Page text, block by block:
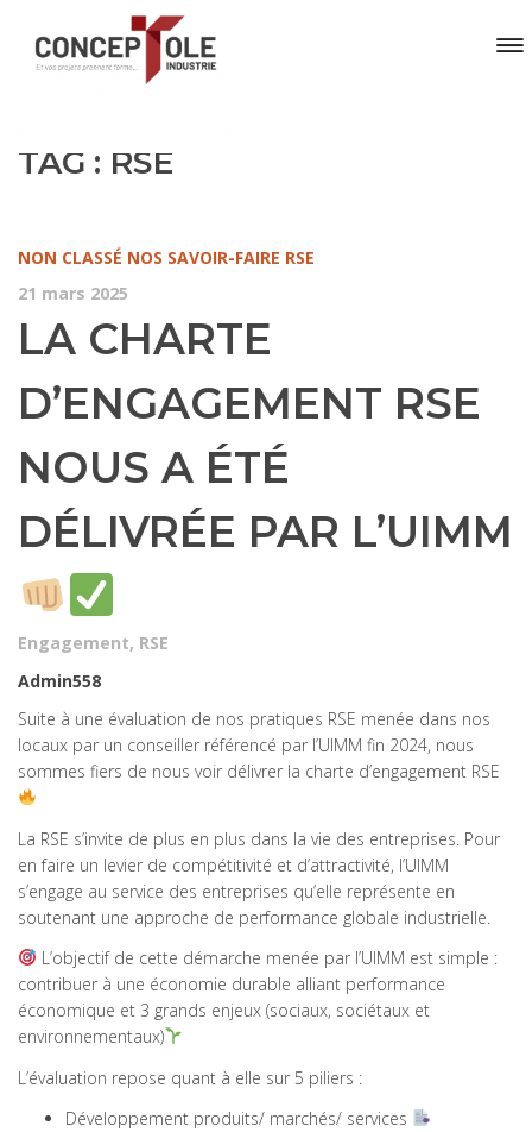
TAG : RSE
NON CLASSÉ NOS SAVOIR-FAIRE RSE
21 mars 2025
LA CHARTE
D’ENGAGEMENT RSE
NOUS A ÉTÉ
DÉLIVRÉE PAR L’UIMM
Engagement, RSE
Admin558
Suite à une évaluation de nos pratiques RSE menée dans nos
locaux par un conseiller référencé par l’UIMM fin 2024, nous
sommes fiers de nous voir délivrer la charte d’engagement RSE
La RSE s’invite de plus en plus dans la vie des entreprises. Pour
en faire un levier de compétitivité et d’attractivité, l’UIMM
s’engage au service des entreprises qu’elle représente en
soutenant une approche de performance globale industrielle.
L’objectif de cette démarche menée par l’UIMM est simple :
contribuer à une économie durable alliant performance
économique et 3 grands enjeux (sociaux, sociétaux et
environnementaux)
L’évaluation repose quant à elle sur 5 piliers :
Développement produits/ marchés/ services